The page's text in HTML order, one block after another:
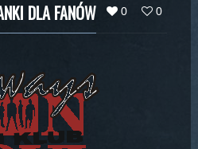
0 0
DLA FANÓW